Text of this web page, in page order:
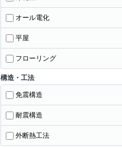
オール電化
平屋
フローリング
構造・工法
免震構造
耐震構造
外断熱工法